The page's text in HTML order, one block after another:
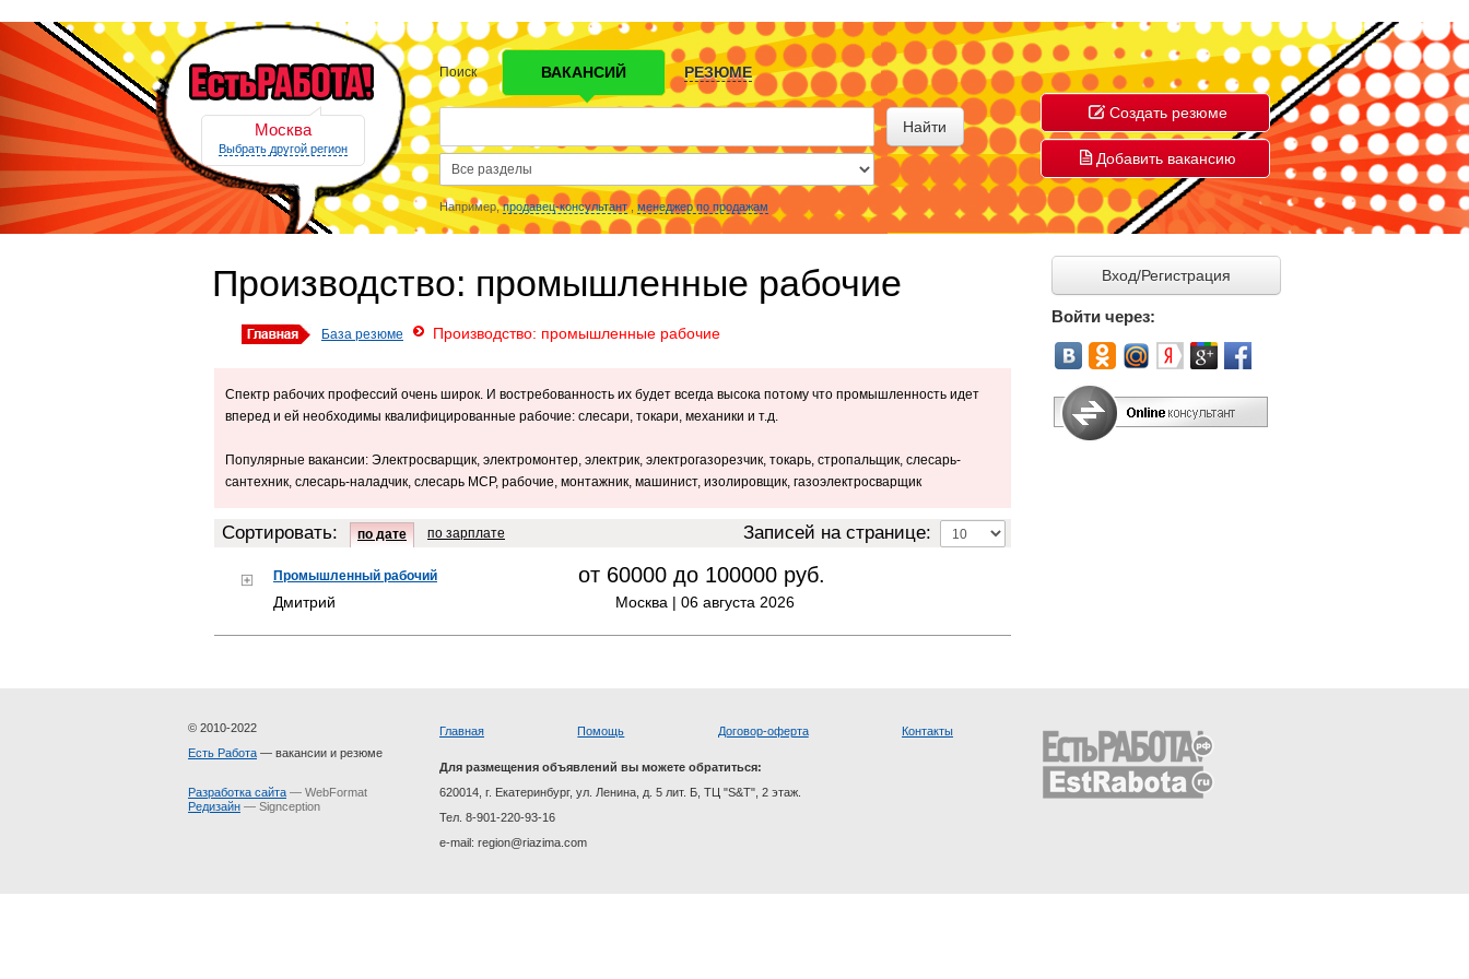
Москва
Выбрать другой регион
Поиск ВАКАНСИЙ РЕЗЮМЕ
Найти
Например,продавец-консультант, менеджер по продажам
Создать резюме
Добавить вакансию
Производство: промышленные рабочие
База резюме Производство: промышленные рабочие
Спектр рабочих профессий очень широк. И востребованность их будет всегда высока потому что промышленность идет
вперед и ей необходимы квалифицированные рабочие: слесари, токари, механики и т.д.
Популярные вакансии: Электросварщик, электромонтер, электрик, электрогазорезчик, токарь, стропальщик, слесарь-
сантехник, слесарь-наладчик, слесарь МСР, рабочие, монтажник, машинист, изолировщик, газоэлектросварщик
Записей на странице:
Сортировать: по дате по зарплате
Промышленный рабочий
Дмитрий
от 60000 до 100000 руб.
Москва | 06 августа 2026
Вход/Регистрация
Войти через:
© 2010-2022
Есть Работа — вакансии и резюме
Разработка сайта — WebFormat
Редизайн — Signception
Главная Помощь Договор-оферта Контакты
Для размещения объявлений вы можете обратиться:
620014, г. Екатеринбург, ул. Ленина, д. 5 лит. Б, ТЦ "S&T", 2 этаж.
Тел. 8-901-220-93-16
e-mail: region@riazima.com